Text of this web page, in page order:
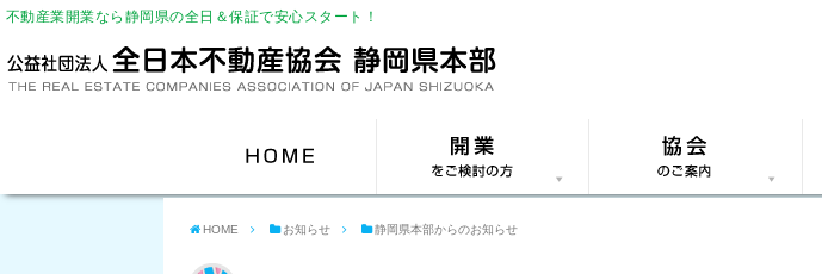
不動産業開業なら静岡県の全日＆保証で安心スタート！
HOME お知らせ 静岡県本部からのお知らせ